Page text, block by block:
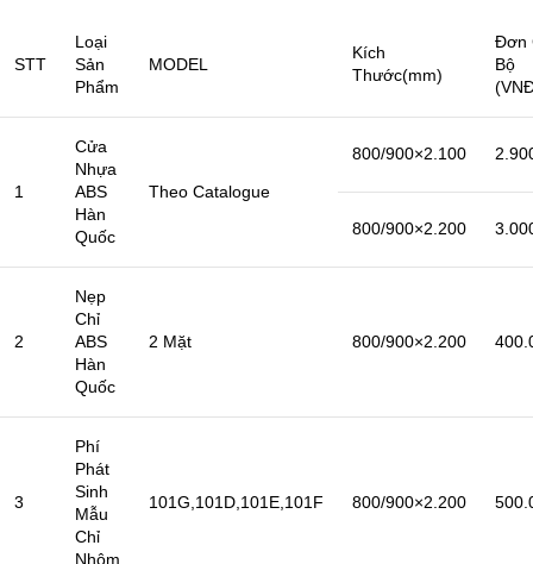
STT
Loại
Sản
Phẩm
MODEL
Kích
Thước(mm)
Đơn
Bộ
1
Cửa
Nhựa
ABS
Hàn
Quốc
Theo Catalogue
800/900×2.100
800/900×2.200
2
Nẹp
Chỉ
ABS
Hàn
Quốc
2 Mặt 800/900×2.200
3
Phí
Phát
Sinh
Mẫu
Chỉ
Nhôm
101G,101D,101E,101F 800/900×2.200